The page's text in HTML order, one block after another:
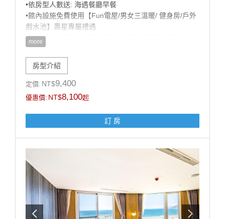
•依房型人數送: 海遇餐廳早餐
•館內設施免費使用【Fun電屋/男女三溫暖/ 健身房/戶外
戲水池】壽星專屬禮遇
•預定房型『愛情海客房』享有升等海景客房優惠 (需依
當日房況，官網山/海景同價，數量有限，先訂先贏!)
•歡樂生日佈置（英文字母+造型氣球+造型佈置），可備
註佈置風格偏兒童或成人，以飯店實際佈置為主）
【加價購優惠】: 甩尾車車票 買1送1 (戶外空間，需視天
候開放)
注意事項:
1.此專案限當月壽星方得使用，需於辦理入住時出示有
效證件，以國曆生日為認定標準，如無當月壽星入住則
依現場價補足佈置差額$1200元。
2.本案需至少提早5天前訂房，符合優惠之壽星每日限訂
1房，恕不得與其他優惠同時合併使用。
3.飯店保留取消與修改專案內容之權利。
------------------------------------------------
■每房每晚加人加價:【加人加價說明】 (加價含:早餐設
施無加床)
more
房型介紹
定價: NT$9,400
優惠價: NT$8,100起
訂 房